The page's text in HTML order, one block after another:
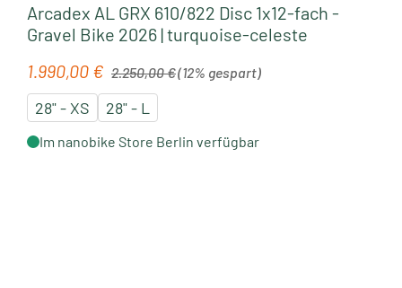
Arcadex AL GRX 610/822 Disc 1x12-fach -
Gravel Bike 2026 | turquoise-celeste
Verkaufspreis:
1.990,00 € 2.250,00 €(12% gespart)
28" - XS 28" - L
Im nanobike Store Berlin verfügbar